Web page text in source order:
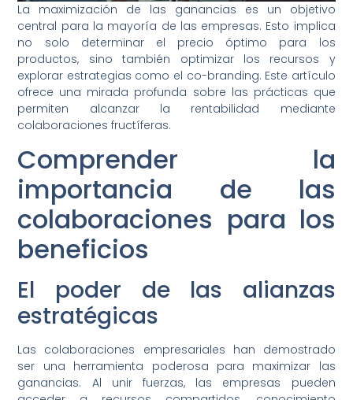
La maximización de las ganancias es un objetivo
central para la mayoría de las empresas. Esto implica
no solo determinar el precio óptimo para los
productos, sino también optimizar los recursos y
explorar estrategias como el co-branding. Este artículo
ofrece una mirada profunda sobre las prácticas que
permiten alcanzar la rentabilidad mediante
colaboraciones fructíferas.
Comprender la
importancia de las
colaboraciones para los
beneficios
El poder de las alianzas
estratégicas
Las colaboraciones empresariales han demostrado
ser una herramienta poderosa para maximizar las
ganancias. Al unir fuerzas, las empresas pueden